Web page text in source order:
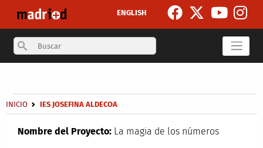
ENGLISH
Search
Sobrescribir enlaces de ayuda a la navegación
INICIO IES JOSEFINA ALDECOA
Nombre del Proyecto:La magia de los números